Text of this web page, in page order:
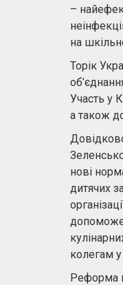
–
на
Торік
Участь у
а також
нові
дитячих
допоможе
колегам у
Реформа